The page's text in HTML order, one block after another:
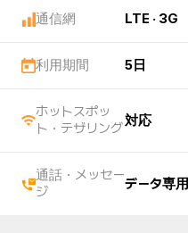
通信網 LTE · 3G
利用期間 5日
ホットスポッ
ト・テザリング
対応
通話・メッセー
ジ
データ専用